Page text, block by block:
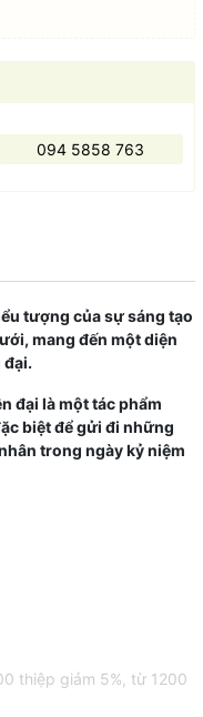
094 5858 763
tượng của sự sáng tạo
mang đến một diện
đại.
đại là một tác phẩm
biệt để gửi đi những
trong ngày kỷ niệm
thiệp giảm 5%, từ 1200